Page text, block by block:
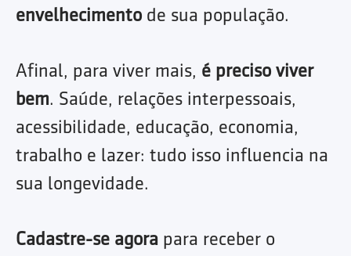
envelhecimento de sua população.
Afinal, para viver mais, é preciso viver
bem. Saúde, relações interpessoais,
acessibilidade, educação, economia,
trabalho e lazer: tudo isso influencia na
sua longevidade.
Cadastre-se agora para receber o